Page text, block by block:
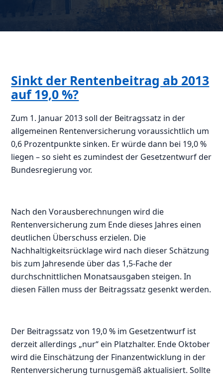
Sinkt der Rentenbeitrag ab 2013
auf 19,0 %?
Zum 1. Januar 2013 soll der Beitragssatz in der
allgemeinen Rentenversicherung voraussichtlich um
0,6 Prozentpunkte sinken. Er würde dann bei 19,0 %
liegen – so sieht es zumindest der Gesetzentwurf der
Bundesregierung vor.
Nach den Vorausberechnungen wird die
Rentenversicherung zum Ende dieses Jahres einen
deutlichen Überschuss erzielen. Die
Nachhaltigkeitsrücklage wird nach dieser Schätzung
bis zum Jahresende über das 1,5-Fache der
durchschnittlichen Monatsausgaben steigen. In
diesen Fällen muss der Beitragssatz gesenkt werden.
Der Beitragssatz von 19,0 % im Gesetzentwurf ist
derzeit allerdings „nur“ ein Platzhalter. Ende Oktober
wird die Einschätzung der Finanzentwicklung in der
Rentenversicherung turnusgemäß aktualisiert. Sollte